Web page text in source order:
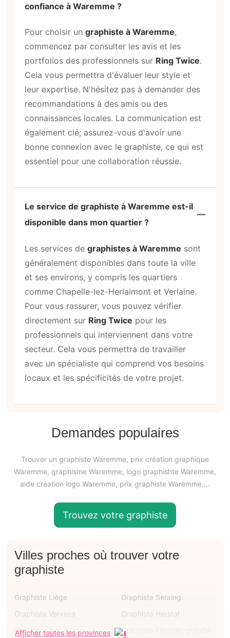
confiance à Waremme ?
Pour choisir un graphiste à Waremme,
commencez par consulter les avis et les
portfolios des professionnels sur Ring Twice.
Cela vous permettra d'évaluer leur style et
leur expertise. N'hésitez pas à demander des
recommandations à des amis ou des
connaissances locales. La communication est
également clé; assurez-vous d'avoir une
bonne connexion avec le graphiste, ce qui est
essentiel pour une collaboration réussie.
Le service de graphiste à Waremme est-il
disponible dans mon quartier ?
Les services de graphistes à Waremme sont
généralement disponibles dans toute la ville
et ses environs, y compris les quartiers
comme Chapelle-lez-Herlaimont et Verlaine.
Pour vous rassurer, vous pouvez vérifier
directement sur Ring Twice pour les
professionnels qui interviennent dans votre
secteur. Cela vous permettra de travailler
avec un spécialiste qui comprend vos besoins
locaux et les spécificités de votre projet.
Demandes populaires
Trouver un graphiste Waremme, prix création graphique
Waremme, graphisme Waremme, logo graphishte Waremme,
aide création logo Waremme, prix graphiste Waremme,…
Trouvez votre graphiste
Villes proches où trouver votre
graphiste
Graphiste Liège
Graphiste Seraing
Graphiste Verviers
Graphiste Herstal
Graphiste Ans
Graphiste Flémalle-grande
Afficher toutes les provinces